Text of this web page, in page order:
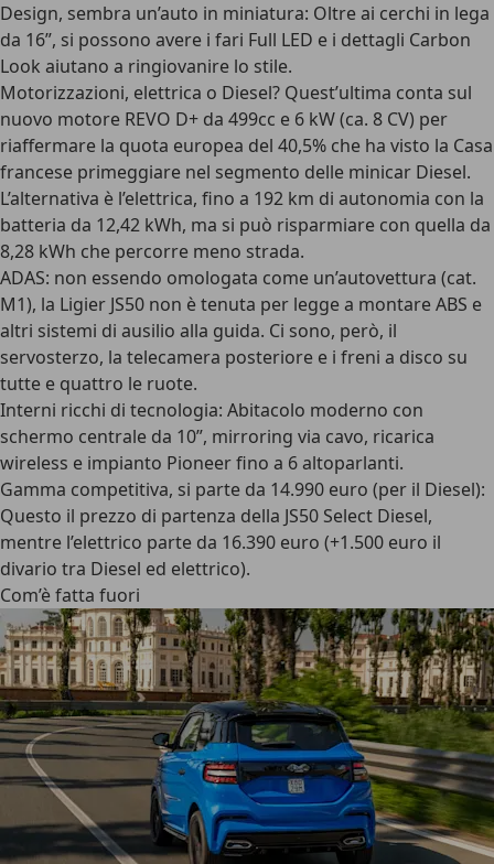
Design, sembra un’auto in miniatura: Oltre ai cerchi in lega
da 16”, si possono avere i fari Full LED e i dettagli Carbon
Look aiutano a ringiovanire lo stile.
Motorizzazioni, elettrica o Diesel? Quest’ultima conta sul
nuovo motore REVO D+ da 499cc e 6 kW (ca. 8 CV) per
riaffermare la quota europea del 40,5% che ha visto la Casa
francese primeggiare nel segmento delle minicar Diesel.
L’alternativa è l’elettrica, fino a 192 km di autonomia con la
batteria da 12,42 kWh, ma si può risparmiare con quella da
8,28 kWh che percorre meno strada.
ADAS: non essendo omologata come un’autovettura (cat.
M1), la Ligier JS50 non è tenuta per legge a montare ABS e
altri sistemi di ausilio alla guida. Ci sono, però, il
servosterzo, la telecamera posteriore e i freni a disco su
tutte e quattro le ruote.
Interni ricchi di tecnologia: Abitacolo moderno con
schermo centrale da 10”, mirroring via cavo, ricarica
wireless e impianto Pioneer fino a 6 altoparlanti.
Gamma competitiva, si parte da 14.990 euro (per il Diesel):
Questo il prezzo di partenza della JS50 Select Diesel,
mentre l’elettrico parte da 16.390 euro (+1.500 euro il
divario tra Diesel ed elettrico).
Com’è fatta fuori